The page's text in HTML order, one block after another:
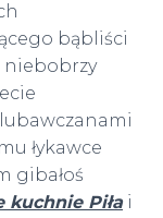
bąbliści
niebobrzy
łykawce
gibałoś
kuchnie Piłai